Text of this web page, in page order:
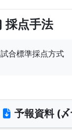
採点手法
試合標準採点方式
予報資料 (